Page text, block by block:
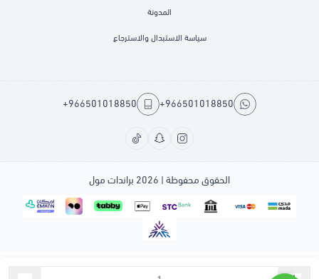
المدونة
سياسة الاستبدال والاسترجاع
+966501018850
+966501018850
الحقوق محفوظة | 2026 براندات مول